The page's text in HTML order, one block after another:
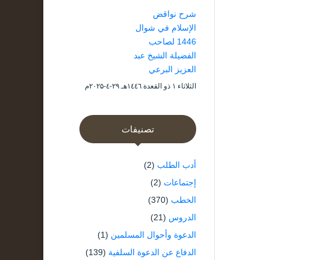
شرح نواقض
الإسلام في شوال
1446 لصاحب
الفضيلة الشيخ عبد
العزيز البرعي
الثلاثاء ۱ ذو القعدة ۱٤٤٦هـ ۲۹-٤-۲۰۲۵م
تصنيفات
أدب الطلب (2)
إجتماعات (2)
الخطب (370)
الدروس (21)
الدعوة وأحوال المسلمين (1)
الدفاع عن الدعوة السلفية (139)